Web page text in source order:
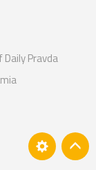
Daily Pravda